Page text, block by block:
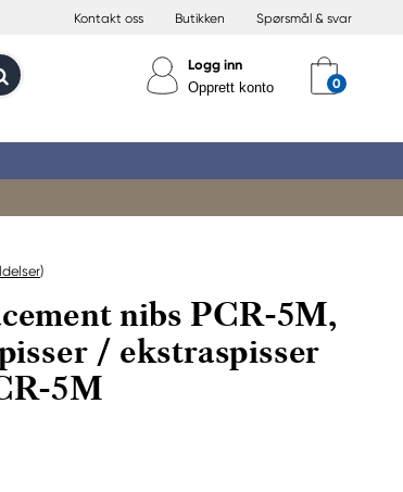
Kontakt oss Butikken Spørsmål & svar
Logg inn
Opprett konto
)
nibs PCR-5M,
/ ekstraspisser
5M